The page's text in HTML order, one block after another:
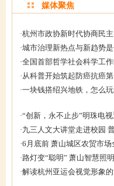
媒体聚焦
·杭州市政协新时代协商民
·城市治理新热点与新趋势
·全国首部哲学社会科学工
·从科普开始筑起防癌抗癌
·一块钱搭绍兴地铁，怎么
·“创新，永不止步”明珠电
·九三人文大讲堂走进校园
·6月底前 萧山城区农贸市场
·路灯变“聪明” 萧山智慧照
·解读杭州亚运会视觉形象